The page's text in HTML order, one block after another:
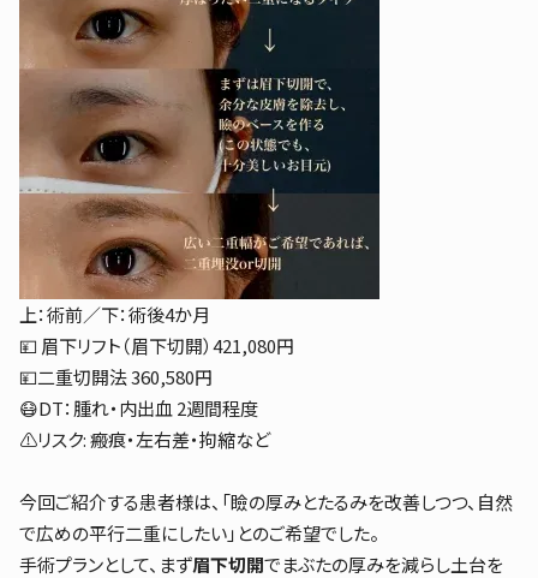
上：術前／下：術後4か月
💴 眉下リフト（眉下切開）421,080円
💴二重切開法 360,580円
😷DT：腫れ・内出血 2週間程度
⚠️リスク: 瘢痕・左右差・拘縮など
今回ご紹介する患者様は、「瞼の厚みとたるみを改善しつつ、自然
で広めの平行二重にしたい」とのご希望でした。
手術プランとして、まず眉下切開でまぶたの厚みを減らし土台を